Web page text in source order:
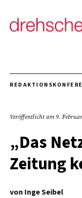
Veröffentlicht am9.
„Das
Zeitung
von Inge Seibel